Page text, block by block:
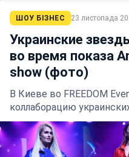
ШОУ БІЗНЕС 23 листопада
Украинские
во время показа
show (фото)
В Киеве во FREEDOM
коллаборацию